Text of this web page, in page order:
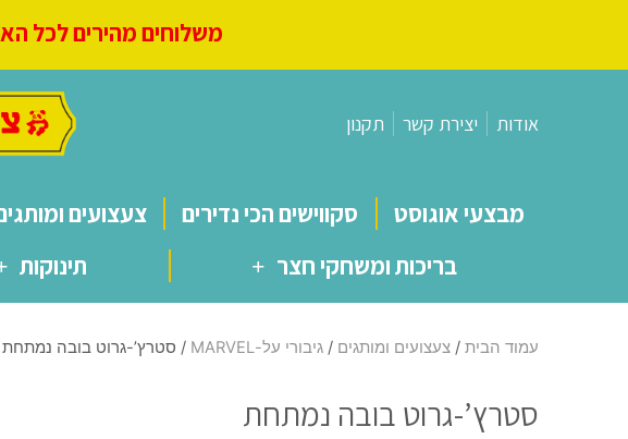
משלוחים מהירים לכל
אודות יצירת קשר תקנון
מבצעי אוגוסט סקווישים הכי נדירים צעצועים
בריכות ומשחקי חצר
תינוקות
עמוד הבית / צעצועים ומותגים / גיבורי על-MARVEL / סטרץ’-גרוט בובה נמתחת
סטרץ’-גרוט בובה נמתחת